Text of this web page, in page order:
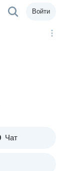
Войти
Чат